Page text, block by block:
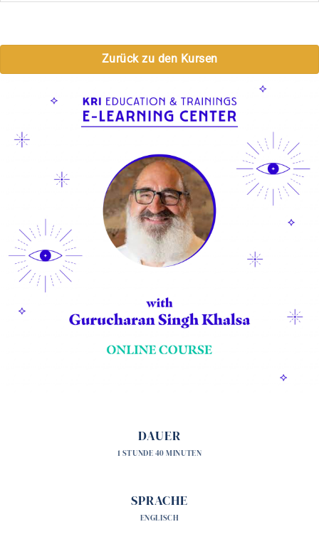
Zurück zu den Kursen
DAUER
1 STUNDE 40 MINUTEN
SPRACHE
ENGLISCH